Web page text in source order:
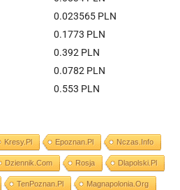
0.023565 PLN
0.1773 PLN
0.392 PLN
0.0782 PLN
0.553 PLN
Kresy.pl Epoznan.pl Nczas.info
Dziennik.com Rosja Dlapolski.pl
TenPoznan.pl Magnapolonia.org